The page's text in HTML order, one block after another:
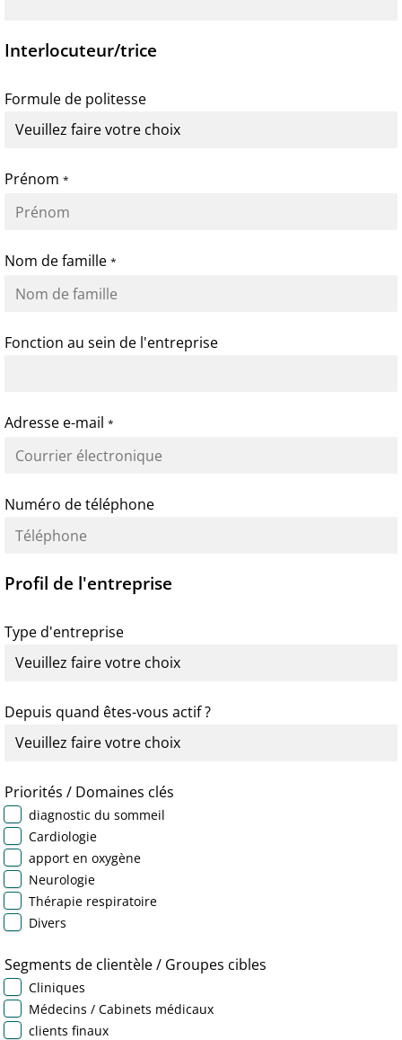
Interlocuteur/trice
Formule de politesse
Prénom *
Nom de famille *
Fonction au sein de l'entreprise
Adresse e-mail *
Numéro de téléphone
Profil de l'entreprise
Type d'entreprise
Depuis quand êtes-vous actif ?
Priorités / Domaines clés
diagnostic du sommeil
Cardiologie
apport en oxygène
Neurologie
Thérapie respiratoire
Divers
Segments de clientèle / Groupes cibles
Cliniques
Médecins / Cabinets médicaux
clients finaux